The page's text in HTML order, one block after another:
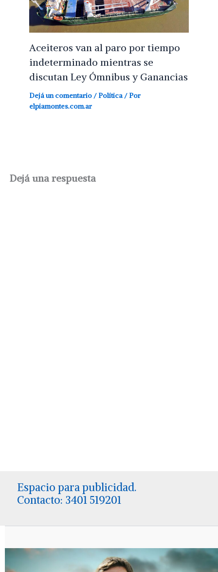
Aceiteros van al paro por tiempo
indeterminado mientras se
discutan Ley Ómnibus y Ganancias
Dejá un comentario /Política / Por
elpiamontes.com.ar
Dejá una respuesta
Espacio para publicidad.
Contacto: 3401 519201